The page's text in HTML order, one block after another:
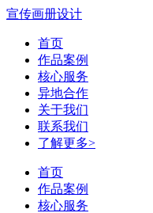
宣传画册设计
首页
作品案例
核心服务
异地合作
关于我们
联系我们
了解更多>
首页
作品案例
核心服务